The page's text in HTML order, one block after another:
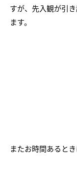
すが、先入観が引
ます。
またお時間あると